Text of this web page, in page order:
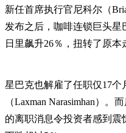
新任首席执行官尼科尔（
发布之后，咖啡连锁巨头
日里飙升26％，扭转了原本
星巴克也解雇了任职仅17
（Laxman Narasimhan）。
的离职消息令投资者感到震